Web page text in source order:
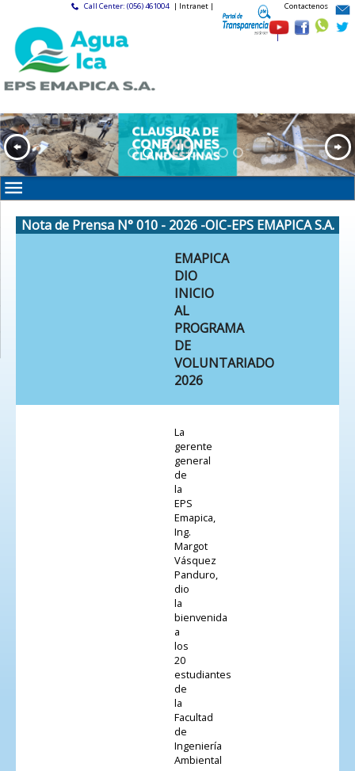
Call Center: (056) 461004 | Intranet |
|
Contactenos
Nota de Prensa N° 010 - 2026 -OIC-EPS EMAPICA S.A.
EMAPICA
DIO
INICIO
AL
PROGRAMA
DE
VOLUNTARIADO
2026
La
gerente
general
de
la
EPS
Emapica,
Ing.
Margot
Vásquez
Panduro,
dio
la
bienvenida
a
los
20
estudiantes
de
la
Facultad
de
Ingeniería
Ambiental